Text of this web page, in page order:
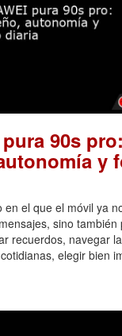
pura 90s pro:
y
en el que el móvil ya
sino también
recuerdos, navegar
elegir bien